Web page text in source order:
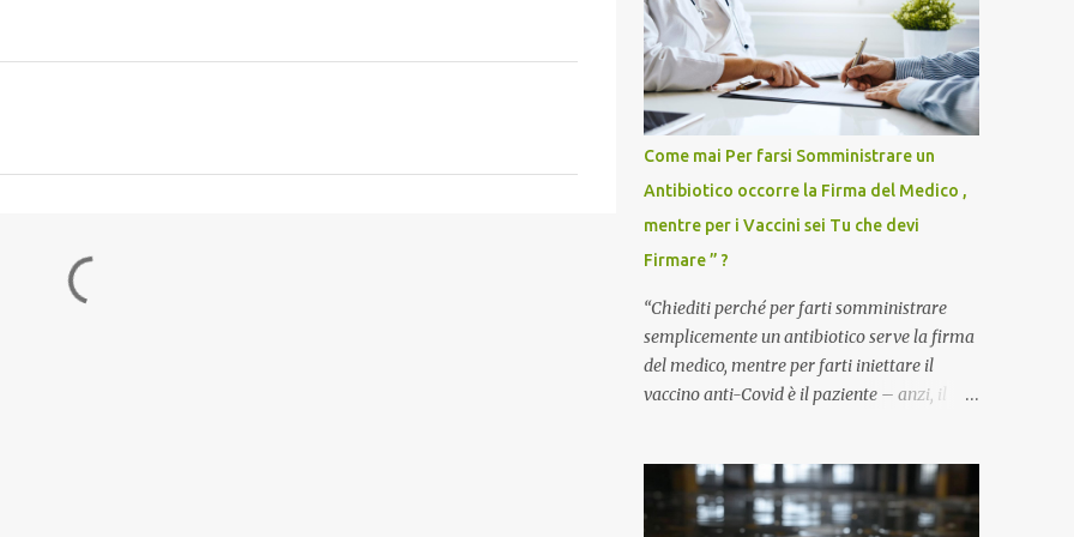
Come mai Per farsi Somministrare un
Antibiotico occorre la Firma del Medico ,
mentre per i Vaccini sei Tu che devi
Firmare ” ?
“Chiediti perché per farti somministrare
semplicemente un antibiotico serve la firma
del medico, mentre per farti iniettare il
vaccino anti-Covid è il paziente – anzi, il
domanda tanto semplice quanto devastante
quella posta dal dottor Andrea Stramezzi,